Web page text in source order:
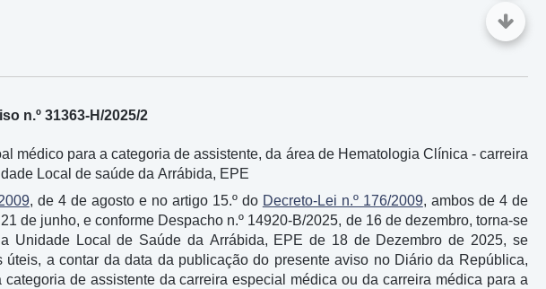
n.º 31363-H/2025/2
médico para a categoria de assistente, da área de Hematologia Clínica - carreira
Local de saúde da Arrábida, EPE
, de 4 de agosto e no artigo 15.º do Decreto-Lei n.º 176/2009, ambos de 4 de
de junho, e conforme Despacho n.º 14920-B/2025, de 16 de dezembro, torna-se
Unidade Local de Saúde da Arrábida, EPE de 18 de Dezembro de 2025, se
a contar da data da publicação do presente aviso no Diário da República,
de assistente da carreira especial médica ou da carreira médica para a